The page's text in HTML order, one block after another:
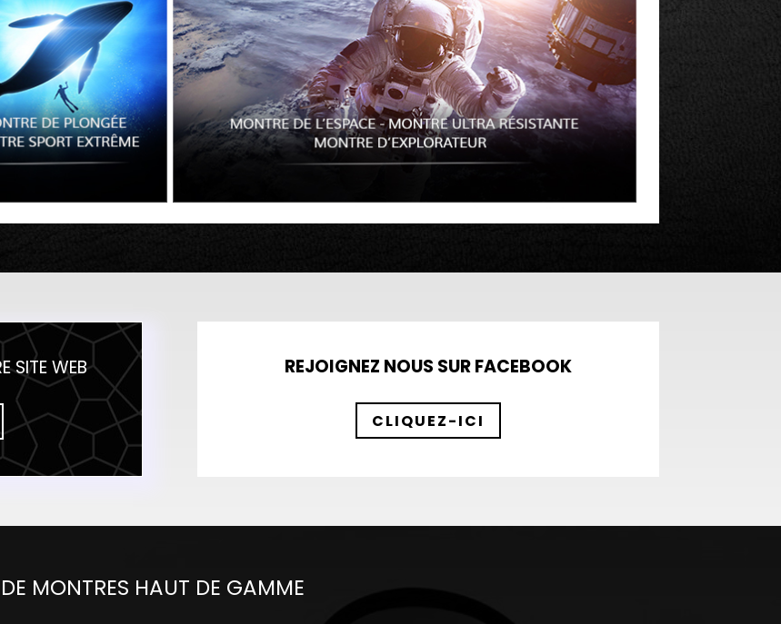
SITE WEB REJOIGNEZ NOUS SUR FACEBOOK
CLIQUEZ-ICI
MONTRES HAUT DE GAMME